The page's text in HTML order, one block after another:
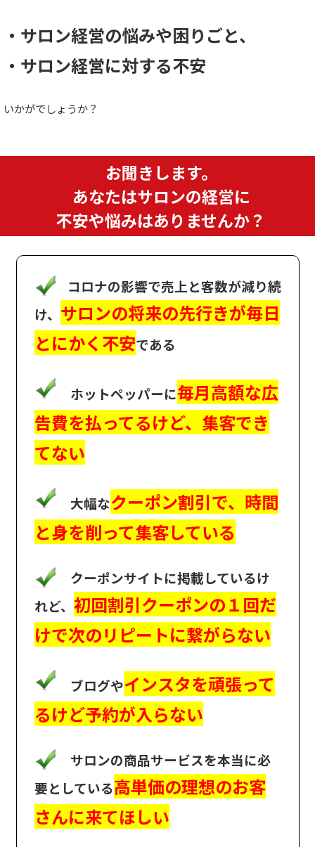
・サロン経営の悩みや困りごと、
・サロン経営に対する不安
いかがでしょうか？
お聞きします。
あなたはサロンの経営に
不安や悩みはありませんか？
コロナの影響で売上と客数が減り続
け、 サロンの将来の先行きが毎日
とにかく不安である
ホットペッパーに毎月高額な広
告費を払ってるけど、集客でき
てない
大幅なクーポン割引で、時間
と身を削って集客している
クーポンサイトに掲載しているけ
れど、 初回割引クーポンの１回だ
けで次のリピートに繋がらない
ブログやインスタを頑張って
るけど予約が入らない
サロンの商品サービスを本当に必
要としている高単価の理想のお客
さんに来てほしい